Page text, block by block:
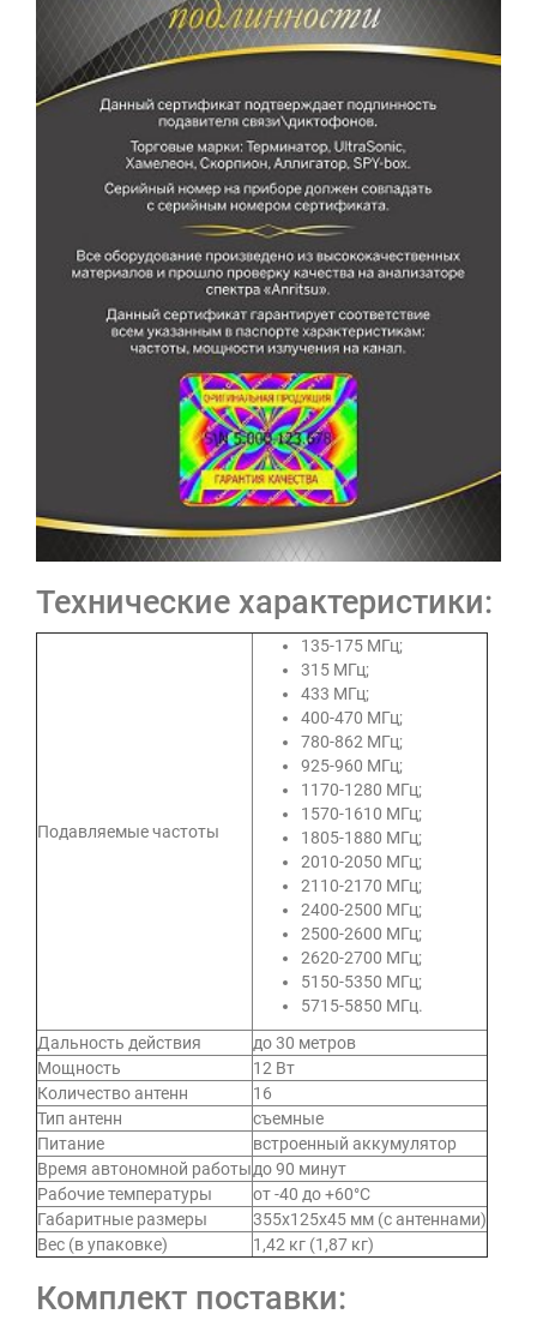
Технические характеристики:
Подавляемые частоты
135-175 МГц;
315 МГц;
433 МГц;
400-470 МГц;
780-862 МГц;
925-960 МГц;
1170-1280 МГц;
1570-1610 МГц;
1805-1880 МГц;
2010-2050 МГц;
2110-2170 МГц;
2400-2500 МГц;
2500-2600 МГц;
2620-2700 МГц;
5150-5350 МГц;
5715-5850 МГц.
Дальность действия
до 30 метров
Мощность
12 Вт
Количество антенн
16
Тип антенн
съемные
Питание
встроенный аккумулятор
Время автономной работыдо 90 минут
Рабочие температуры
от -40 до +60°C
Габаритные размеры
355x125x45 мм (с антеннами)
Вес (в упаковке)
1,42 кг (1,87 кг)
Комплект поставки: